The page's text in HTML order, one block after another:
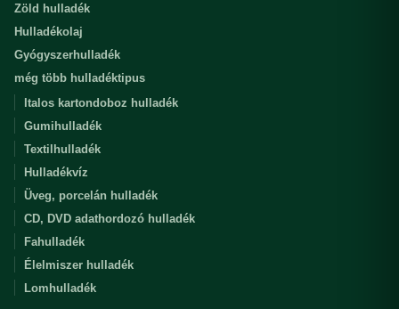
Zöld hulladék
Hulladékolaj
Gyógyszerhulladék
még több hulladéktipus
Italos kartondoboz hulladék
Gumihulladék
Textilhulladék
Hulladékvíz
Üveg, porcelán hulladék
CD, DVD adathordozó hulladék
Fahulladék
Élelmiszer hulladék
Lomhulladék